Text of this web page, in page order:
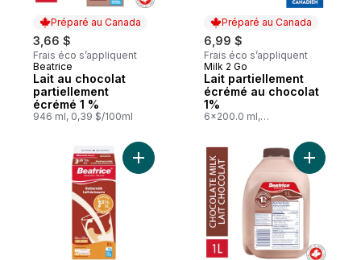
Préparé au Canada
3,66 $
Frais éco s’appliquent
Préparé au Canada
Beatrice
Lait au chocolat
partiellement
écrémé 1 %
946 ml, 0,39 $/100ml
Préparé au Canada
6,99 $
Frais éco s’appliquent
Préparé au Canada
Milk 2 Go
Lait partiellement
écrémé au chocolat
1%
6x200.0 ml,
Ajouter Babeurre 3,25 % au panierAjouter